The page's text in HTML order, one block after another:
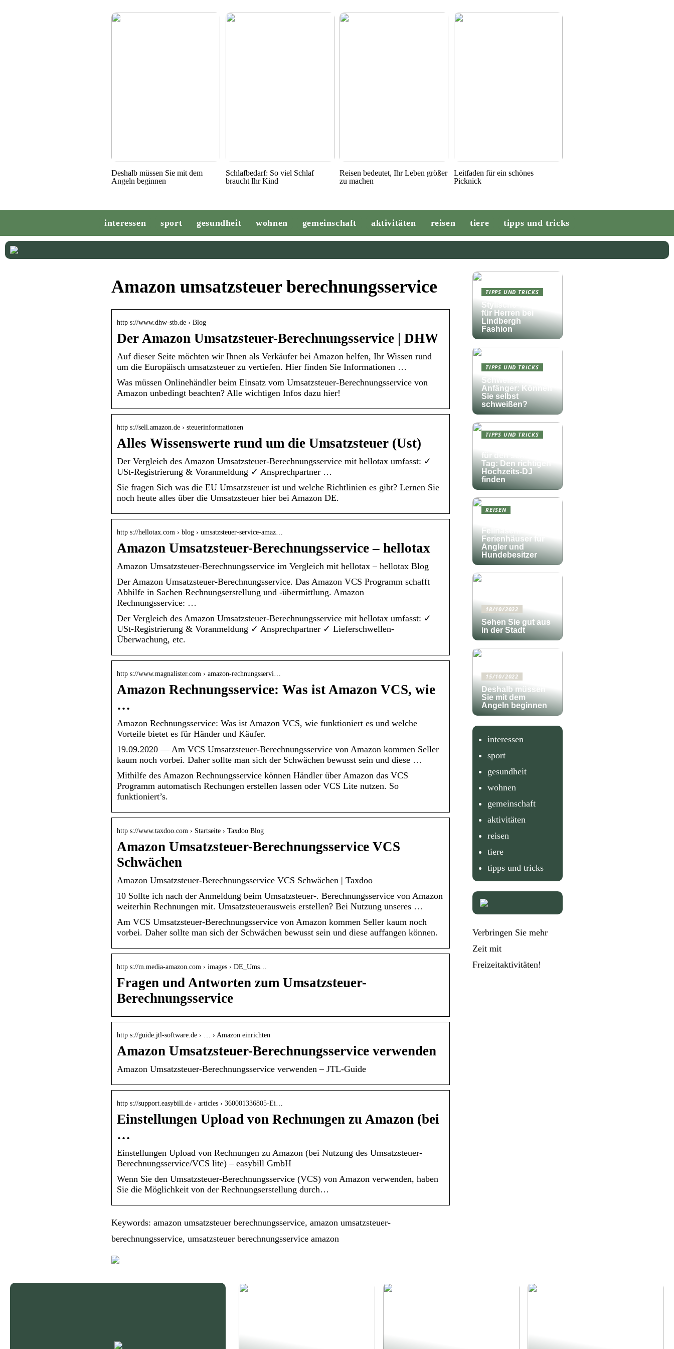
Deshalb müssen Sie mit dem
Angeln beginnen
Schlafbedarf: So viel Schlaf
braucht Ihr Kind
Reisen bedeutet, Ihr Leben größer
zu machen
Leitfaden für ein schönes
Picknick
interessen sport gesundheit wohnen gemeinschaft aktivitäten reisen tiere tipps und tricks
Amazon umsatzsteuer berechnungsservice
http s://www.dhw-stb.de › Blog
Der Amazon Umsatzsteuer-Berechnungsservice | DHW
Auf dieser Seite möchten wir Ihnen als Verkäufer bei Amazon helfen, Ihr Wissen rund
um die Europäisch umsatzsteuer zu vertiefen. Hier finden Sie Informationen …
Was müssen Onlinehändler beim Einsatz vom Umsatzsteuer-Berechnungsservice von
Amazon unbedingt beachten? Alle wichtigen Infos dazu hier!
http s://sell.amazon.de › steuerinformationen
Alles Wissenswerte rund um die Umsatzsteuer (Ust)
Der Vergleich des Amazon Umsatzsteuer-Berechnungsservice mit hellotax umfasst: ✓
USt-Registrierung & Voranmeldung ✓ Ansprechpartner …
Sie fragen Sich was die EU Umsatzsteuer ist und welche Richtlinien es gibt? Lernen Sie
noch heute alles über die Umsatzsteuer hier bei Amazon DE.
http s://hellotax.com › blog › umsatzsteuer-service-amaz…
Amazon Umsatzsteuer-Berechnungsservice – hellotax
Amazon Umsatzsteuer-Berechnungsservice im Vergleich mit hellotax – hellotax Blog
Der Amazon Umsatzsteuer-Berechnungsservice. Das Amazon VCS Programm schafft
Abhilfe in Sachen Rechnungserstellung und -übermittlung. Amazon
Rechnungsservice: …
Der Vergleich des Amazon Umsatzsteuer-Berechnungsservice mit hellotax umfasst: ✓
USt-Registrierung & Voranmeldung ✓ Ansprechpartner ✓ Lieferschwellen-
Überwachung, etc.
http s://www.magnalister.com › amazon-rechnungsservi…
Amazon Rechnungsservice: Was ist Amazon VCS, wie
…
Amazon Rechnungsservice: Was ist Amazon VCS, wie funktioniert es und welche
Vorteile bietet es für Händer und Käufer.
19.09.2020 — Am VCS Umsatzsteuer-Berechnungsservice von Amazon kommen Seller
kaum noch vorbei. Daher sollte man sich der Schwächen bewusst sein und diese …
Mithilfe des Amazon Rechnungsservice können Händler über Amazon das VCS
Programm automatisch Rechungen erstellen lassen oder VCS Lite nutzen. So
funktioniert’s.
http s://www.taxdoo.com › Startseite › Taxdoo Blog
Amazon Umsatzsteuer-Berechnungsservice VCS
Schwächen
Amazon Umsatzsteuer-Berechnungsservice VCS Schwächen | Taxdoo
10 Sollte ich nach der Anmeldung beim Umsatzsteuer-. Berechnungsservice von Amazon
weiterhin Rechnungen mit. Umsatzsteuerausweis erstellen? Bei Nutzung unseres …
Am VCS Umsatzsteuer-Berechnungsservice von Amazon kommen Seller kaum noch
vorbei. Daher sollte man sich der Schwächen bewusst sein und diese auffangen können.
http s://m.media-amazon.com › images › DE_Ums…
Fragen und Antworten zum Umsatzsteuer-
Berechnungsservice
http s://guide.jtl-software.de › … › Amazon einrichten
Amazon Umsatzsteuer-Berechnungsservice verwenden
Amazon Umsatzsteuer-Berechnungsservice verwenden – JTL-Guide
http s://support.easybill.de › articles › 360001336805-Ei…
Einstellungen Upload von Rechnungen zu Amazon (bei
…
Einstellungen Upload von Rechnungen zu Amazon (bei Nutzung des Umsatzsteuer-
Berechnungsservice/VCS lite) – easybill GmbH
Wenn Sie den Umsatzsteuer-Berechnungsservice (VCS) von Amazon verwenden, haben
Sie die Möglichkeit von der Rechnungserstellung durch…
Keywords: amazon umsatzsteuer berechnungsservice, amazon umsatzsteuer-
berechnungsservice, umsatzsteuer berechnungsservice amazon
TIPPS UND TRICKS
Stylische Troyer
für Herren bei
Lindbergh
Fashion
TIPPS UND TRICKS
Schweißen für
Anfänger: Können
Sie selbst
schweißen?
TIPPS UND TRICKS
für den schönsten
Tag: Den richtigen
Hochzeits-DJ
finden
REISEN
Fellnasen:
Ferienhäuser für
Angler und
Hundebesitzer
18/10/2022
Sehen Sie gut aus
in der Stadt
15/10/2022
Deshalb müssen
Sie mit dem
Angeln beginnen
interessen
sport
gesundheit
wohnen
gemeinschaft
aktivitäten
reisen
tiere
tipps und tricks
Verbringen Sie mehr
Zeit mit
Freizeitaktivitäten!